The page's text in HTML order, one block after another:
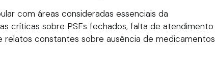
com áreas consideradas essenciais da
críticas sobre PSFs fechados, falta de atendimento
relatos constantes sobre ausência de medicamentos